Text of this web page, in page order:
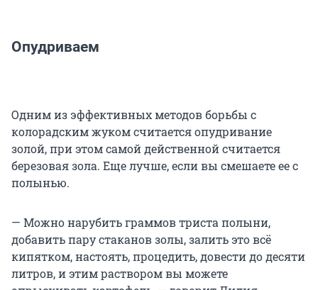
Опудриваем
Одним из эффективных методов борьбы с
колорадским жуком считается опудривание
золой, при этом самой действенной считается
березовая зола. Еще лучше, если вы смешаете ее с
полынью.
— Можно нарубить граммов триста полыни,
добавить пару стаканов золы, залить это всё
кипятком, настоять, процедить, довести до десяти
литров, и этим раствором вы можете